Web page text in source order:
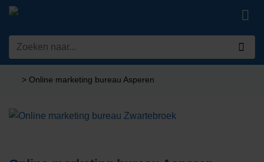
Ga
inhoud
Zoeken
> Online marketing bureau Asperen